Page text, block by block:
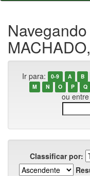
Ir para: 0-9 A B
M
N O P Q
ou
Classificar por: